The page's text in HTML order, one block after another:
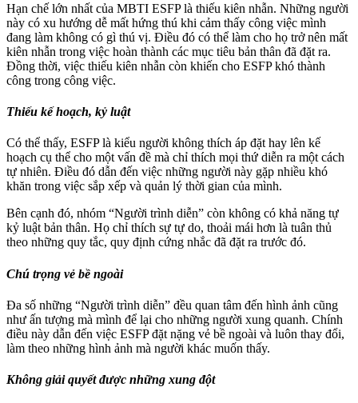
Hạn chế lớn nhất của MBTI ESFP là thiếu kiên nhẫn. Những người
này có xu hướng dễ mất hứng thú khi cảm thấy công việc mình
đang làm không có gì thú vị. Điều đó có thể làm cho họ trở nên mất
kiên nhẫn trong việc hoàn thành các mục tiêu bản thân đã đặt ra.
Đồng thời, việc thiếu kiên nhẫn còn khiến cho ESFP khó thành
công trong công việc.
Thiếu kế hoạch, kỷ luật
Có thể thấy, ESFP là kiểu người không thích áp đặt hay lên kế
hoạch cụ thể cho một vấn đề mà chỉ thích mọi thứ diễn ra một cách
tự nhiên. Điều đó dẫn đến việc những người này gặp nhiều khó
khăn trong việc sắp xếp và quản lý thời gian của mình.
Bên cạnh đó, nhóm “Người trình diễn” còn không có khả năng tự
kỷ luật bản thân. Họ chỉ thích sự tự do, thoải mái hơn là tuân thủ
theo những quy tắc, quy định cứng nhắc đã đặt ra trước đó.
Chú trọng vẻ bề ngoài
Đa số những “Người trình diễn” đều quan tâm đến hình ảnh cũng
như ấn tượng mà mình để lại cho những người xung quanh. Chính
điều này dẫn đến việc ESFP đặt nặng vẻ bề ngoài và luôn thay đổi,
làm theo những hình ảnh mà người khác muốn thấy.
Không giải quyết được những xung đột